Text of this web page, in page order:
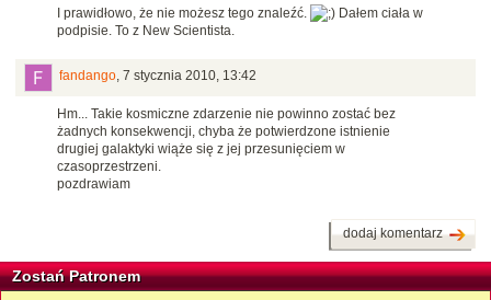
I prawidłowo, że nie możesz tego znaleźć.
Dałem ciała w
podpisie. To z New Scientista.
fandango, 7 stycznia 2010, 13:42
Hm... Takie kosmiczne zdarzenie nie powinno zostać bez
żadnych konsekwencji, chyba że potwierdzone istnienie
drugiej galaktyki wiąże się z jej przesunięciem w
czasoprzestrzeni.
pozdrawiam
dodaj komentarz
Zostań Patronem